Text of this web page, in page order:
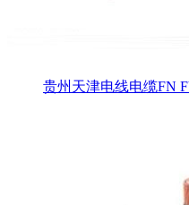
贵州天津电线电缆FN